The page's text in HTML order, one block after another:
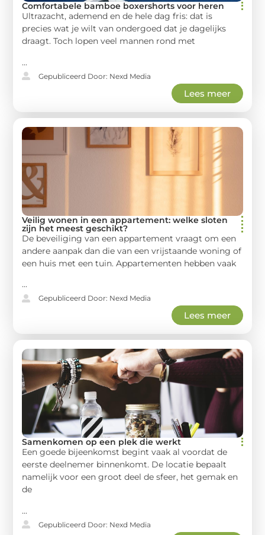
Comfortabele bamboe boxershorts voor heren
Ultrazacht, ademend en de hele dag fris: dat is
precies wat je wilt van ondergoed dat je dagelijks
draagt. Toch lopen veel mannen rond met
...
Gepubliceerd Door: Nexd Media
Lees meer
Veilig wonen in een appartement: welke sloten
zijn het meest geschikt?
De beveiliging van een appartement vraagt om een
andere aanpak dan die van een vrijstaande woning of
een huis met een tuin. Appartementen hebben vaak
...
Gepubliceerd Door: Nexd Media
Lees meer
Samenkomen op een plek die werkt
Een goede bijeenkomst begint vaak al voordat de
eerste deelnemer binnenkomt. De locatie bepaalt
namelijk voor een groot deel de sfeer, het gemak en
de
...
Gepubliceerd Door: Nexd Media